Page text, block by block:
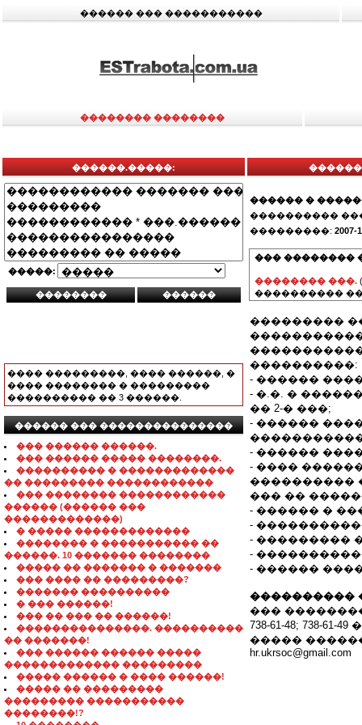
������ ��� �����������
�������� ��������
������.�����:
�����:
���� ���������, ���� ������, �
���� �������� � ���������
���������� �� 3 ������.
������ ��� ���������������
��� ������ ������.
��� ������ ����� ��������.
���������� � �������������
�� ��������� ������������
��� �������� ������������
������ (������ ���
�������������)
� ����� �������������
�������� � ����������� ��
������. 10 ������� ��������
����� �� ������� � �������
��� ���� �� ���������?
������� ����������
� ��� ������!
��� �� ��� �� ������!
���������������. ����������
�� �������!
��� ������ ������ �����
������������� ���������
����� ������ � ���� ������!
����� �� ���������
��������� �����������
��������!?
������ �
����������
���������: 2007-
��� ��������
�������� ���.
����������
���������
����������:
- ������
- �.�. �
�� 2-� ���;
- ������
- ������
- ����
����������
��� ��
- ������ �
-
- ���������
-
- ������
����������
���
738-61-48; 738-61-49
�����
hr.ukrsoc@gmail.com